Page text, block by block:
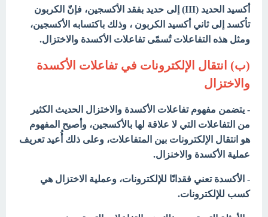
أكسيد الحديد (III) إلى حديد بفقد الأكسجين، فإنّ الكربون
تأكسد إلى ثاني أكسيد الكربون ، وذلك باكتسابه الأكسجين،
ومثل هذه التفاعلات تُسمّى تفاعلات الأكسدة والاختزال.
(ب) انتقال الإلكترونات في تفاعلات الأكسدة
والاختزال
- يتضمن مفهوم تفاعلات الأكسدة والاختزال الحديث الكثير
من التفاعلات التي لا علاقة لها بالأكسجين، وأصبح المفهوم
هو انتقال الإلكترونات بين المتفاعلات، وعلى ذلك أُعيد تعريف
عملية الأكسدة والاخنزال.
- الأكسدة تعني فقدانًا للإلكترونات، وعملية الاختزال هي
كسب للإلكترونات.